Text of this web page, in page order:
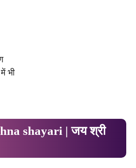
भी
shayari | जय श्री